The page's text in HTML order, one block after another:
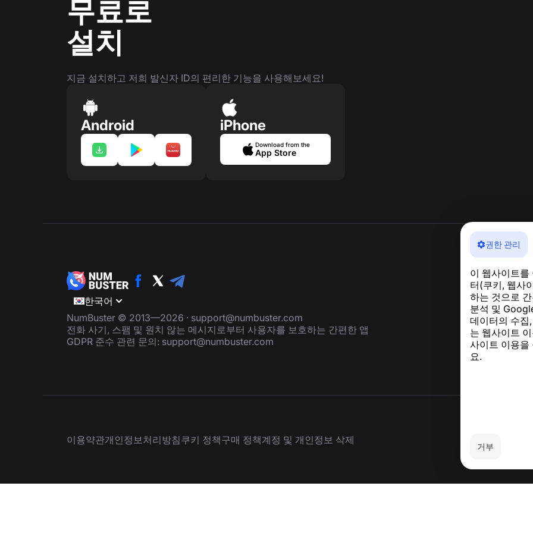
권한 관리
이 웹사이트
터(쿠키, 웹사
하는 것으로
분석 및
데이터의 수집
는 웹사이트
사이트 이용을
요.
거부
무료로
설치
지금 설치하고 저희 발신자 ID의 편리한 기능을 사용해보세요!
Android iPhone
Download from the
App Store
한국어
NumBuster © 2013—2026 · support@numbuster.com
전화 사기, 스팸 및 원치 않는 메시지로부터 사용자를 보호하는 간편한 앱
GDPR 준수 관련 문의: support@numbuster.com
이용약관개인정보처리방침쿠키 정책구매 정책계정 및 개인정보 삭제